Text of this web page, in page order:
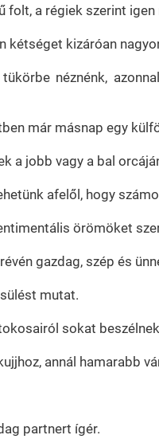
a régiek szerint
kizáróan
néznénk,
már másnap egy
a jobb vagy a bal
afelől, hogy
örömöket
gazdag, szép és
mutat.
sokat
annál hamarabb
partnert ígér.